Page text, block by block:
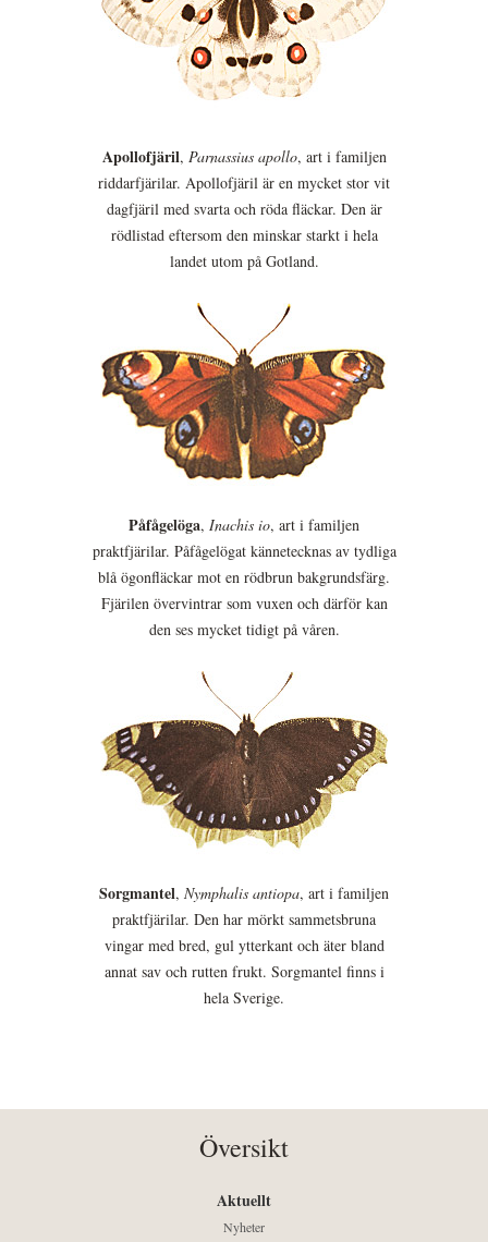
Apollofjäril, Parnassius apollo, art i familjen
riddarfjärilar. Apollofjäril är en mycket stor vit
dagfjäril med svarta och röda fläckar. Den är
rödlistad eftersom den minskar starkt i hela
landet utom på Gotland.
Påfågelöga, Inachis io, art i familjen
praktfjärilar. Påfågelögat kännetecknas av tydliga
blå ögonfläckar mot en rödbrun bakgrundsfärg.
Fjärilen övervintrar som vuxen och därför kan
den ses mycket tidigt på våren.
Sorgmantel, Nymphalis antiopa, art i familjen
praktfjärilar. Den har mörkt sammetsbruna
vingar med bred, gul ytterkant och äter bland
annat sav och rutten frukt. Sorgmantel finns i
hela Sverige.
Översikt
Aktuellt
Nyheter